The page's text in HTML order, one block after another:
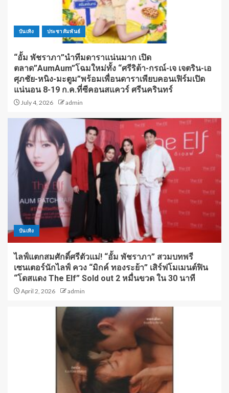
บันเทิง ประชาสัมพันธ์
“อั้ม พัชราภา”นำทีมดาราแน่นมาก เปิด
ตลาด”AumAum”โฉมใหม่ทั้ง “ศรีริต้า-กรณ์-เจ เจตริน-เอ
ศุภชัย-หนิง-มะตูม”พร้อมเพื่อนดาราเพียบคอนเฟิร์มเปิด
แน่นอน 8-19 ก.ค.ที่ซีคอนสแควร์ ศรีนครินทร์
July 4, 2026 admin
บันเทิง
ไลฟ์แตกสมศักดิ์ศรีตัวแม่! “อั้ม พัชราภา” สวมบทพรี
เซนเตอร์นักไลฟ์ ควง “มิกค์ ทองระย้า” เสิร์ฟโมเมนต์ฟิน
“โดสแดง The Elf” Sold out 2 หมื่นขวด ใน 30 นาที
April 2, 2026 admin